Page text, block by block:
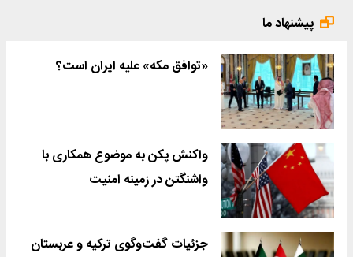
پیشنهاد ما
«توافق مکه» علیه ایران است؟
واکنش پکن به موضوع همکاری با
واشنگتن در زمینه امنیت
جزئیات گفت‌وگوی ترکیه و عربستان